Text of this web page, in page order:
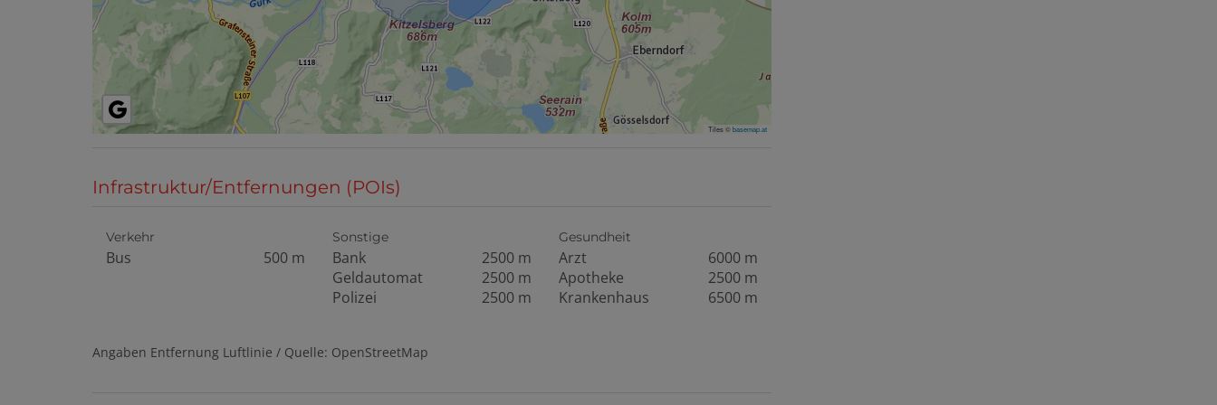
Tiles ©basemap.at
Infrastruktur/Entfernungen (POIs)
Verkehr
Bus 500 m
Sonstige
Bank
2500 m
Geldautomat
2500 m
Polizei
2500 m
Gesundheit
Arzt
6000 m
Apotheke
2500 m
Krankenhaus
6500 m
Angaben Entfernung Luftlinie / Quelle: OpenStreetMap